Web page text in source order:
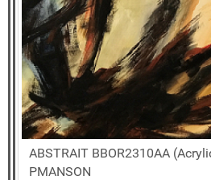
ABSTRAIT BBOR2310AA
PMANSON